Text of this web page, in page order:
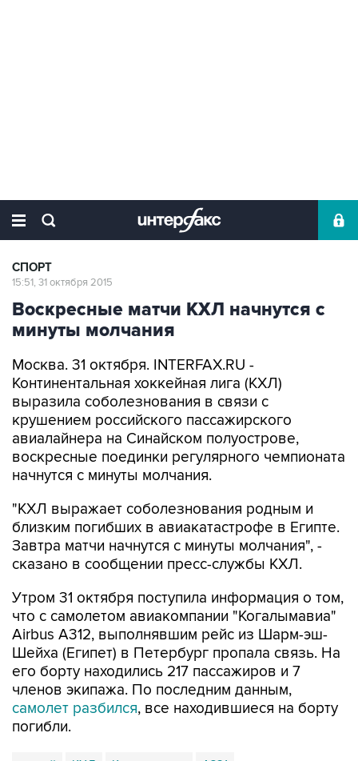
СПОРТ
15:51, 31 октября 2015
Воскресные матчи КХЛ начнутся с
минуты молчания
Москва. 31 октября. INTERFAX.RU -
Континентальная хоккейная лига (КХЛ)
выразила соболезнования в связи с
крушением российского пассажирского
авиалайнера на Синайском полуострове,
воскресные поединки регулярного чемпионата
начнутся с минуты молчания.
"КХЛ выражает соболезнования родным и
близким погибших в авиакатастрофе в Египте.
Завтра матчи начнутся с минуты молчания", -
сказано в сообщении пресс-службы КХЛ.
Утром 31 октября поступила информация о том,
что с самолетом авиакомпании "Когалымавиа"
Airbus А312, выполнявшим рейс из Шарм-эш-
Шейха (Египет) в Петербург пропала связь. На
его борту находились 217 пассажиров и 7
членов экипажа. По последним данным,
самолет разбился, все находившиеся на борту
погибли.